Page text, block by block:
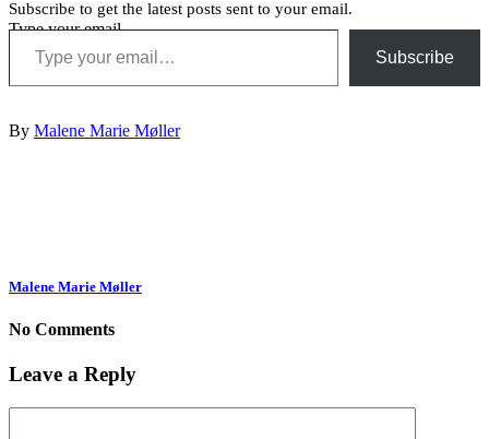
Subscribe to get the latest posts sent to your email.
Type your email…
Subscribe
By Malene Marie Møller
Malene Marie Møller
No Comments
Leave a Reply